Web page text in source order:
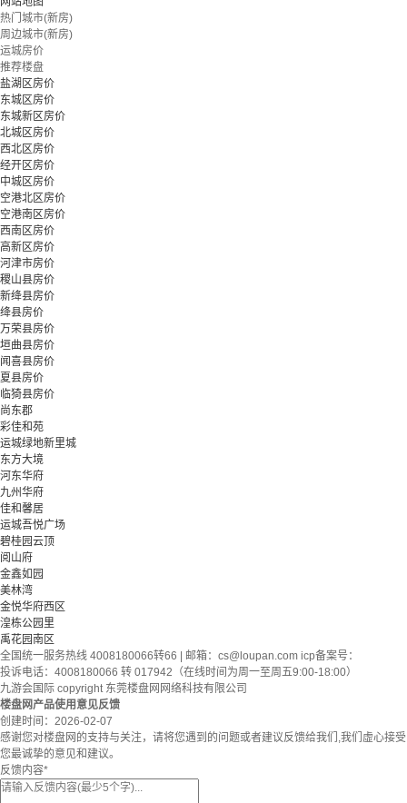
热门城市(新房)
周边城市(新房)
运城房价
推荐楼盘
盐湖区房价
东城区房价
东城新区房价
北城区房价
西北区房价
经开区房价
中城区房价
空港北区房价
空港南区房价
西南区房价
高新区房价
河津市房价
稷山县房价
新绛县房价
绛县房价
万荣县房价
垣曲县房价
闻喜县房价
夏县房价
临猗县房价
尚东郡
彩佳和苑
运城绿地新里城
东方大境
河东华府
九州华府
佳和馨居
运城吾悦广场
碧桂园云顶
阅山府
金鑫如园
美林湾
金悦华府西区
湟栋公园里
禹花园南区
全国统一服务热线 4008180066转66 | 邮箱： cs@loupan.com icp备案号：
投诉电话：4008180066 转 017942（在线时间为周一至周五9:00-18:00）
九游会国际 copyright 东莞楼盘网网络科技有限公司
楼盘网产品使用意见反馈
创建时间： 2026-02-07
感谢您对楼盘网的支持与关注，请将您遇到的问题或者建议反馈给我们,我们虚心接受
您最诚挚的意见和建议。
反馈内容*